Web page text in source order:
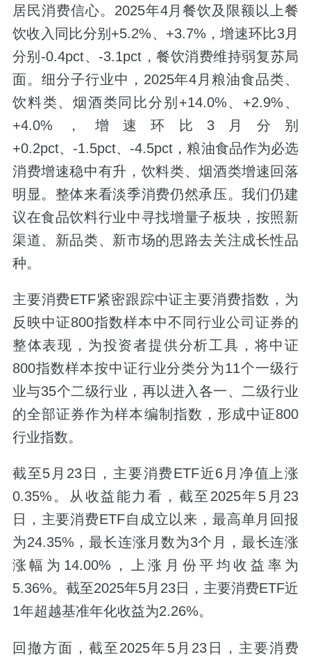
居民消费信心。2025年4月餐饮及限额以上餐
饮收入同比分别+5.2%、+3.7%，增速环比3月
分别-0.4pct、-3.1pct，餐饮消费维持弱复苏局
面。细分子行业中，2025年4月粮油食品类、
饮料类、烟酒类同比分别+14.0%、+2.9%、
+4.0%，增速环比3月分别
+0.2pct、-1.5pct、-4.5pct，粮油食品作为必选
消费增速稳中有升，饮料类、烟酒类增速回落
明显。整体来看淡季消费仍然承压。我们仍建
议在食品饮料行业中寻找增量子板块，按照新
渠道、新品类、新市场的思路去关注成长性品
种。
主要消费ETF紧密跟踪中证主要消费指数，为
反映中证800指数样本中不同行业公司证券的
整体表现，为投资者提供分析工具，将中证
800指数样本按中证行业分类分为11个一级行
业与35个二级行业，再以进入各一、二级行业
的全部证券作为样本编制指数，形成中证800
行业指数。
截至5月23日，主要消费ETF近6月净值上涨
0.35%。从收益能力看，截至2025年5月23
日，主要消费ETF自成立以来，最高单月回报
为24.35%，最长连涨月数为3个月，最长连涨
涨幅为14.00%，上涨月份平均收益率为
5.36%。截至2025年5月23日，主要消费ETF近
1年超越基准年化收益为2.26%。
回撤方面，截至2025年5月23日，主要消费